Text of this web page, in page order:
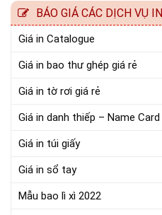
BÁO GIÁ CÁC DỊCH VỤ IN
Giá in Catalogue
Giá in bao thư ghép giá rẻ
Giá in tờ rơi giá rẻ
Giá in danh thiếp – Name Card
Giá in túi giấy
Giá in sổ tay
Mẫu bao lì xì 2022